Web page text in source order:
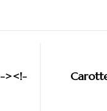
><!-